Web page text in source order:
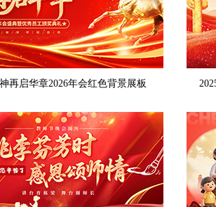
再启华章2026年会红色背景展板